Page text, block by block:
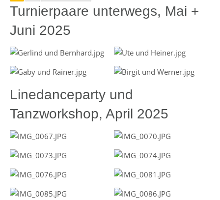
Turnierpaare unterwegs, Mai +
Juni 2025
Linedanceparty und
Tanzworkshop, April 2025